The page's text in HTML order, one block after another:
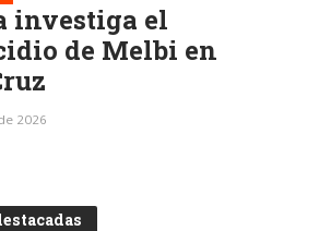
investiga el
de Melbi en
2026